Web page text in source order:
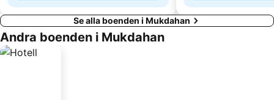
Se alla boenden i Mukdahan
Andra boenden i Mukdahan